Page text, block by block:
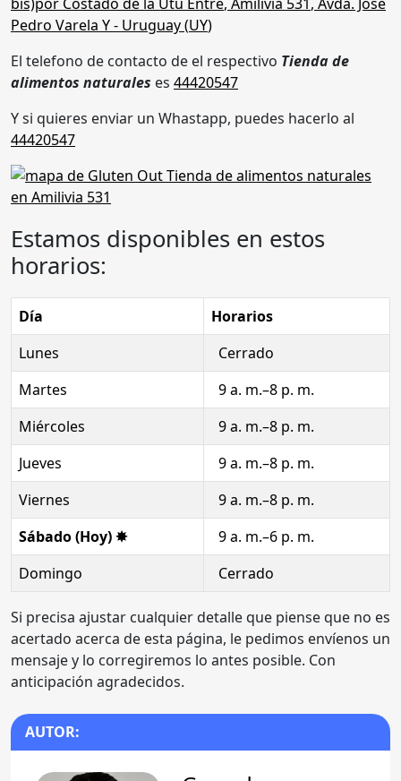
Pedro Varela Y- Uruguay (UY)
El telefono de contacto de el respectivo Tienda de
alimentos naturales es 44420547
Y si quieres enviar un Whastapp, puedes hacerlo al
44420547
Estamos disponibles en estos
horarios:
Día
Horarios
Lunes
Cerrado
Martes
9 a. m.–8 p. m.
Miércoles
9 a. m.–8 p. m.
Jueves
9 a. m.–8 p. m.
Viernes
9 a. m.–8 p. m.
Sábado (Hoy) ✸
9 a. m.–6 p. m.
Domingo
Cerrado
Si precisa ajustar cualquier detalle que piense que no es
acertado acerca de esta página, le pedimos envíenos un
mensaje y lo corregiremos lo antes posible. Con
anticipación agradecidos.
AUTOR: